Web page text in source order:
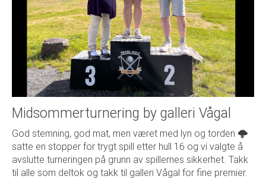
Midsommerturnering by galleri Vågal
God stemning, god mat, men været med lyn og torden 🌩️
satte en stopper for trygt spill etter hull 16 og vi valgte å
avslutte turneringen på grunn av spillernes sikkerhet. Takk
til alle som deltok og takk til galleri Vågal for fine premier.